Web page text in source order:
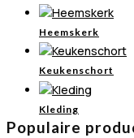
Heemskerk
Keukenschort
Kleding
Populaire